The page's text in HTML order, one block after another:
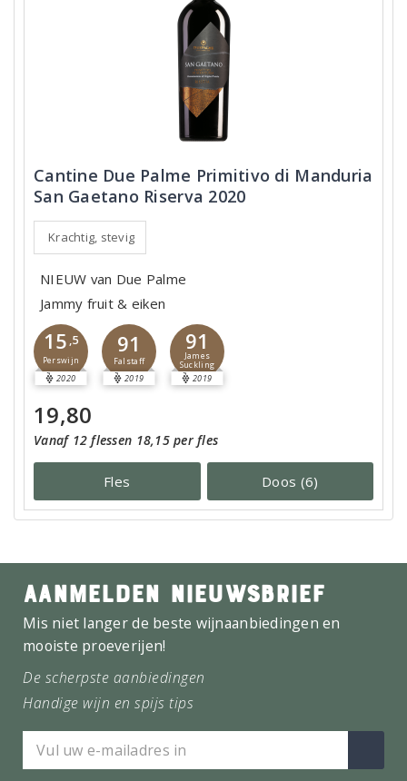
Cantine Due Palme Primitivo di Manduria
San Gaetano Riserva 2020
Krachtig, stevig
NIEUW van Due Palme
Jammy fruit & eiken
15 ,5
Perswijn
2020
91
Falstaff
2019
91
James
Suckling
2019
19,80
Vanaf 12 flessen 18,15 per fles
Fles Doos (6)
AANMELDEN NIEUWSBRIEF
Mis niet langer de beste wijnaanbiedingen en
mooiste proeverijen!
De scherpste aanbiedingen
Handige wijn en spijs tips